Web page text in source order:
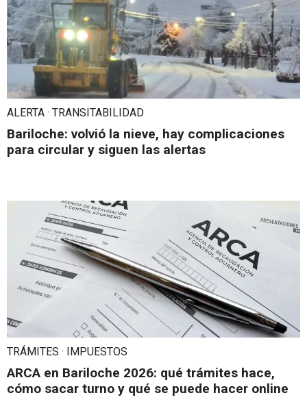
ALERTA · TRANSITABILIDAD
Bariloche: volvió la nieve, hay complicaciones
para circular y siguen las alertas
TRÁMITES · IMPUESTOS
ARCA en Bariloche 2026: qué trámites hace,
cómo sacar turno y qué se puede hacer online